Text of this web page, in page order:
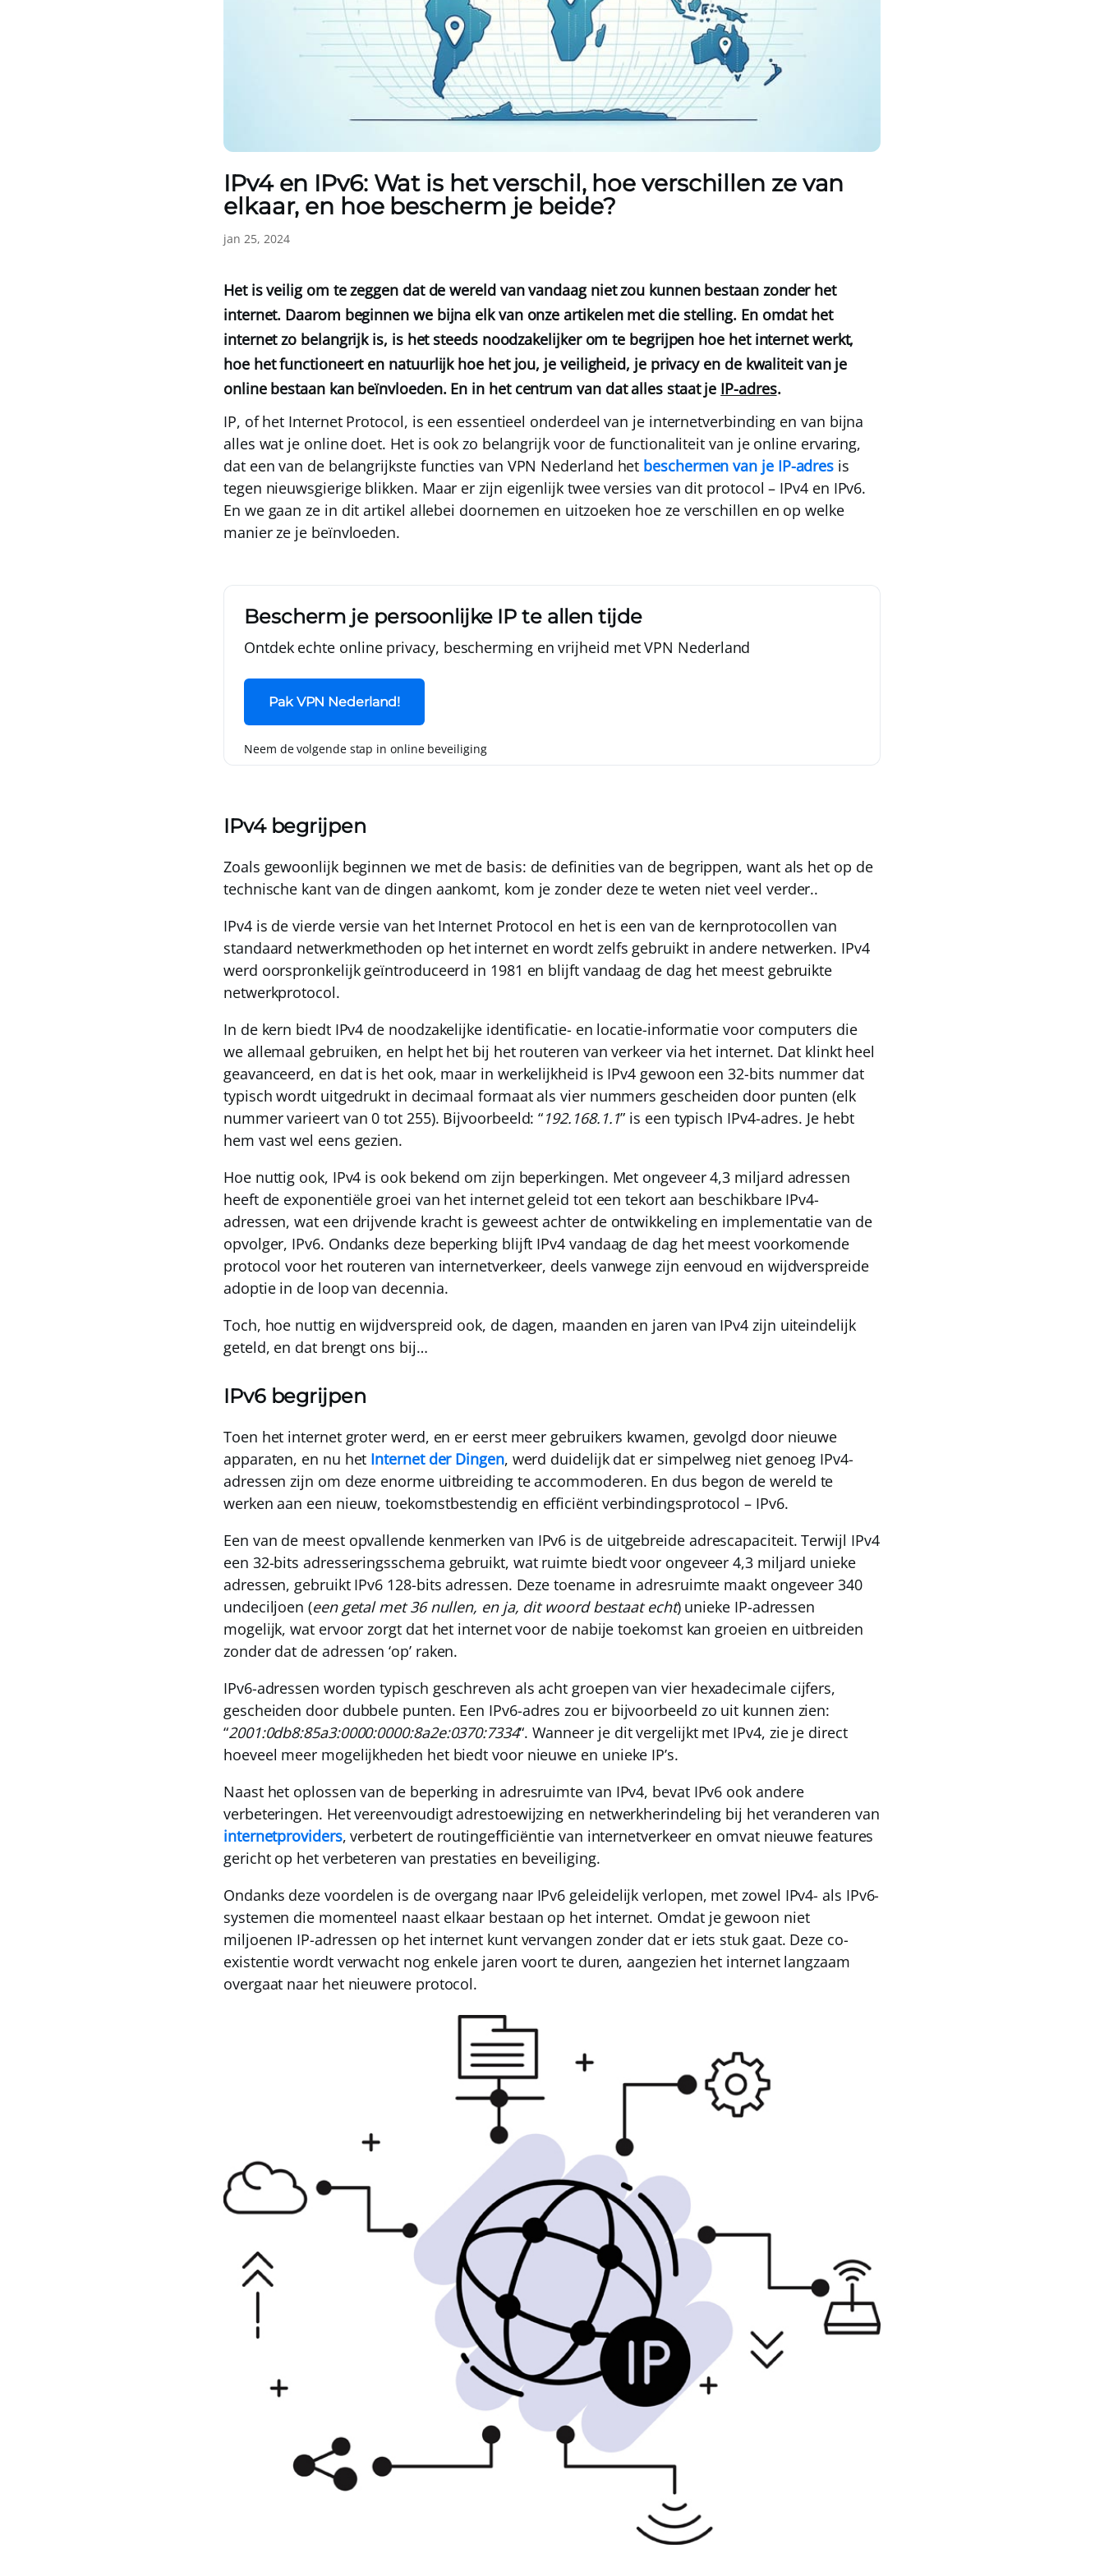
IPv4 en IPv6: Wat is het verschil, hoe verschillen ze van
elkaar, en hoe bescherm je beide?
jan 25, 2024
Het is veilig om te zeggen dat de wereld van vandaag niet zou kunnen bestaan zonder het
internet. Daarom beginnen we bijna elk van onze artikelen met die stelling. En omdat het
internet zo belangrijk is, is het steeds noodzakelijker om te begrijpen hoe het internet werkt,
hoe het functioneert en natuurlijk hoe het jou, je veiligheid, je privacy en de kwaliteit van je
online bestaan kan beïnvloeden. En in het centrum van dat alles staat je IP-adres.
IP, of het Internet Protocol, is een essentieel onderdeel van je internetverbinding en van bijna
alles wat je online doet. Het is ook zo belangrijk voor de functionaliteit van je online ervaring,
dat een van de belangrijkste functies van VPN Nederland het beschermen van je IP-adres is
tegen nieuwsgierige blikken. Maar er zijn eigenlijk twee versies van dit protocol – IPv4en IPv6.
En we gaan ze in dit artikel allebei doornemen en uitzoeken hoe ze verschillen en op welke
manier ze je beïnvloeden.
Bescherm je persoonlijke IP te allen tijde
Ontdek echte online privacy, bescherming en vrijheid metVPN Nederland
Pak VPN Nederland!
Neem de volgende stap in online beveiliging
IPv4 begrijpen
Zoals gewoonlijk beginnen we met de basis: de definities van de begrippen, want als het op de
technische kant van de dingen aankomt, kom je zonder deze te weten niet veel verder..
IPv4is de vierde versie van het Internet Protocol en het is een van de kernprotocollen van
standaard netwerkmethoden op het internet en wordt zelfs gebruikt in andere netwerken. IPv4
werd oorspronkelijk geïntroduceerd in 1981 en blijft vandaag de dag het meest gebruikte
netwerkprotocol.
In de kern biedt IPv4 de noodzakelijke identificatie- en locatie-informatie voor computers die
we allemaal gebruiken, en helpt het bij het routeren van verkeer via het internet. Dat klinkt heel
geavanceerd, en dat is het ook, maar in werkelijkheid is IPv4 gewoon een 32-bits nummer dat
typisch wordt uitgedrukt in decimaal formaat als vier nummers gescheiden door punten (elk
nummer varieert van 0 tot 255). Bijvoorbeeld: “192.168.1.1” is een typisch IPv4-adres. Je hebt
hem vast wel eens gezien.
Hoe nuttig ook, IPv4 is ook bekend om zijn beperkingen. Met ongeveer4,3 miljard adressen
heeft de exponentiële groei van het internet geleid tot een tekort aan beschikbare IPv4-
adressen, wat een drijvende kracht is geweest achter de ontwikkeling en implementatie van de
opvolger, IPv6. Ondanks deze beperking blijft IPv4 vandaag de dag het meest voorkomende
protocol voor het routeren van internetverkeer, deels vanwege zijn eenvoud en wijdverspreide
adoptie in de loop van decennia.
Toch, hoe nuttig en wijdverspreid ook, de dagen, maanden en jaren van IPv4 zijn uiteindelijk
geteld, en dat brengt ons bij…
IPv6 begrijpen
Toen het internet groter werd, en er eerst meer gebruikers kwamen, gevolgd door nieuwe
apparaten, en nu het Internet der Dingen, werd duidelijk dat er simpelweg niet genoeg IPv4-
adressen zijn om deze enorme uitbreiding te accommoderen. En dus begon de wereld te
werken aan een nieuw, toekomstbestendig en efficiënt verbindingsprotocol – IPv6.
Een van de meest opvallende kenmerken van IPv6 is de uitgebreide adrescapaciteit. Terwijl IPv4
een 32-bits adresseringsschema gebruikt, wat ruimte biedt voor ongeveer 4,3 miljard unieke
adressen, gebruikt IPv6 128-bits adressen. Deze toename in adresruimte maakt ongeveer340
undeciljoen (een getal met 36 nullen, en ja, dit woord bestaat echt) unieke IP-adressen
mogelijk, wat ervoor zorgt dat het internet voor de nabije toekomst kan groeien en uitbreiden
zonder dat de adressen ‘op’ raken.
IPv6-adressen worden typisch geschreven als acht groepen van vier hexadecimale cijfers,
gescheiden door dubbele punten. Een IPv6-adres zou er bijvoorbeeld zo uit kunnen zien:
“2001:0db8:85a3:0000:0000:8a2e:0370:7334“. Wanneer je dit vergelijkt met IPv4, zie je direct
hoeveel meer mogelijkheden het biedt voor nieuwe en unieke IP’s.
Naast het oplossen van de beperking in adresruimte van IPv4, bevat IPv6 ook andere
verbeteringen. Het vereenvoudigt adrestoewijzing en netwerkherindeling bij het veranderen van
internetproviders, verbetert de routingefficiëntie van internetverkeer en omvat nieuwe features
gericht op het verbeteren van prestaties en beveiliging.
Ondanks deze voordelen is de overgang naar IPv6 geleidelijk verlopen, met zowel IPv4- als IPv6-
systemen die momenteel naast elkaar bestaan op het internet. Omdat je gewoon niet
miljoenen IP-adressen op het internet kunt vervangen zonder dat er iets stuk gaat. Deze co-
existentie wordt verwacht nog enkele jaren voort te duren, aangezien het internet langzaam
overgaat naar het nieuwere protocol.